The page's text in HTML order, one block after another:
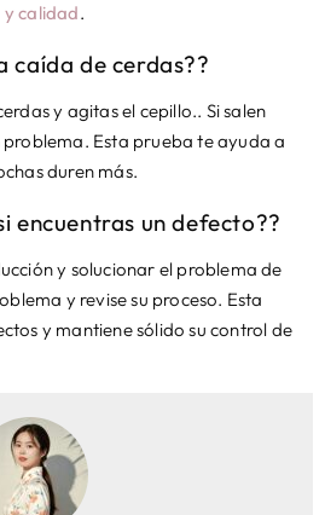
calidad.
caída de cerdas??
y agitas el cepillo.. Si salen
problema. Esta prueba te ayuda a
duren más.
encuentras un defecto??
y solucionar el problema de
y revise su proceso. Esta
y mantiene sólido su control de